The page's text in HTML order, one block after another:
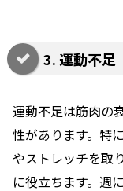
3. 運動不足
運動不足は筋肉の
性があります。特
やストレッチを取
に役立ちます。週